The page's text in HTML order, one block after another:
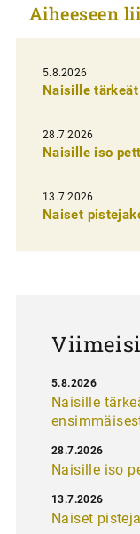
k
e
l
i
e
n
e
Aiheeseen
5.8.2026
Naisille
28.7.2026
Naisille iso
13.7.2026
Naiset
Naisille
5.8.2026
Naisille iso
28.7.2026
Naiset
13.7.2026